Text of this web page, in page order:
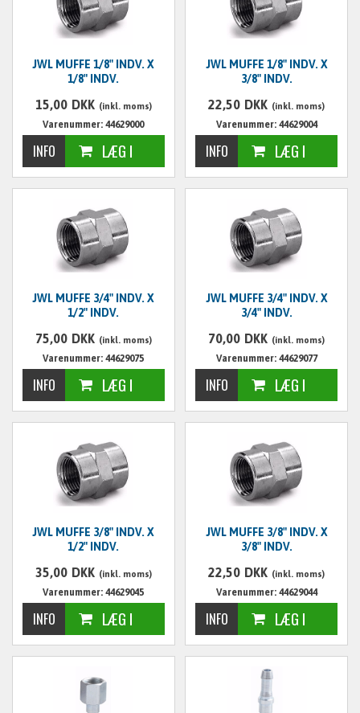
JWL MUFFE 1/8" INDV. X
1/8" INDV.
15,00 DKK (inkl. moms)
Varenummer: 44629000
JWL MUFFE 1/8" INDV. X
3/8" INDV.
22,50 DKK (inkl. moms)
Varenummer: 44629004
JWL MUFFE 3/4" INDV. X
1/2" INDV.
75,00 DKK (inkl. moms)
Varenummer: 44629075
JWL MUFFE 3/4" INDV. X
3/4" INDV.
70,00 DKK (inkl. moms)
Varenummer: 44629077
JWL MUFFE 3/8" INDV. X
1/2" INDV.
35,00 DKK (inkl. moms)
Varenummer: 44629045
JWL MUFFE 3/8" INDV. X
3/8" INDV.
22,50 DKK (inkl. moms)
Varenummer: 44629044